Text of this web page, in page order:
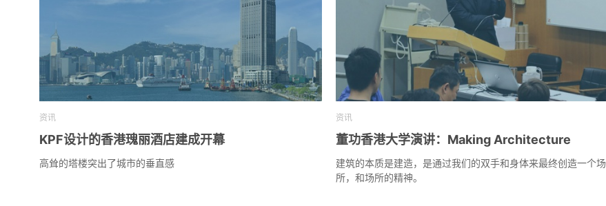
资讯
KPF设计的香港瑰丽酒店建成开幕
高耸的塔楼突出了城市的垂直感
资讯
董功香港大学演讲：Making Architecture
建筑的本质是建造，是通过我们的双手和身体来最终创造一个场
所，和场所的精神。